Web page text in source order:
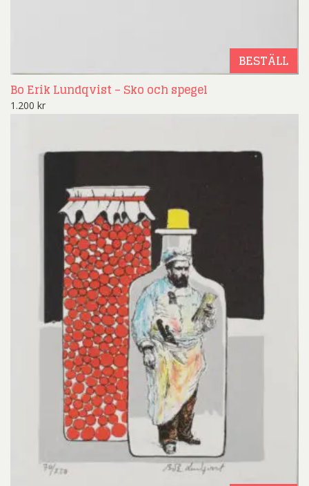
BESTÄLL
Bo Erik Lundqvist – Sko och spegel
1.200 kr